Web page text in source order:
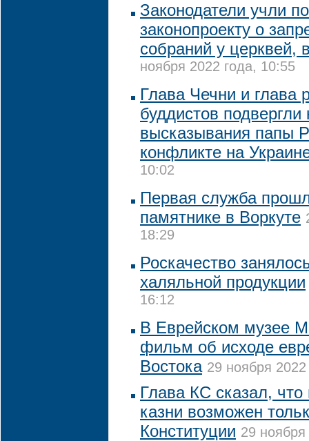
Законодатели учли
законопроекту о
собраний у церквей,
ноября 2022 года, 10:55
Глава Чечни и глава
буддистов подвергли
высказывания папы
конфликте на
10:02
Первая служба
памятнике в Воркуте
18:29
Роскачество
халяльной продукции
16:12
В Еврейском музее
фильм об исходе
Востока 29 ноября
Глава КС сказал, что
казни возможен
Конституции 29